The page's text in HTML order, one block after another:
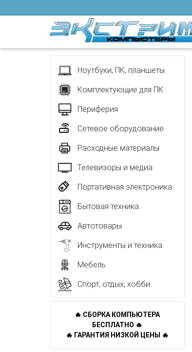
Ноутбуки, ПК, планшеты
Комплектующие для ПК
Периферия
Сетевое оборудование
Расходные материалы
Телевизоры и медиа
Портативная электроника
Бытовая техника
Автотовары
Инструменты и техника
Мебель
Спорт, отдых, хобби
🔥 СБОРКА КОМПЬЮТЕРА
БЕСПЛАТНО 🔥
🔥 ГАРАНТИЯ НИЗКОЙ ЦЕНЫ 🔥